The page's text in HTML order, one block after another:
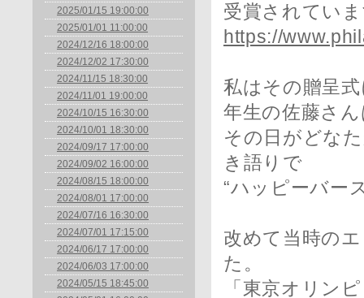
2025/01/15 19:00:00
2025/01/01 11:00:00
2024/12/16 18:00:00
2024/12/02 17:30:00
2024/11/15 18:30:00
2024/11/01 19:00:00
2024/10/15 16:30:00
2024/10/01 18:30:00
2024/09/17 17:00:00
2024/09/02 16:00:00
2024/08/15 18:00:00
2024/08/01 17:00:00
2024/07/16 16:30:00
2024/07/01 17:15:00
2024/06/17 17:00:00
2024/06/03 17:00:00
2024/05/15 18:45:00
受賞されてい
https://
私はその贈呈
年生の佐藤さ
その日がどな
き語りで
“ハッピーバー
改めて当時の
た。
「東京オリン